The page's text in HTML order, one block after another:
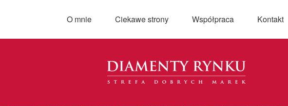
O mnie Ciekawe strony Współpraca Kontakt